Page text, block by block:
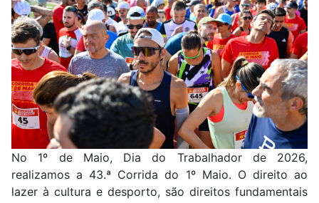
No 1º de Maio, Dia do Trabalhador de 2026,
realizamos a 43.ª Corrida do 1º Maio. O direito ao
lazer à cultura e desporto, são direitos fundamentais